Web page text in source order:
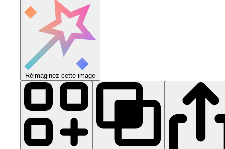
Réimaginez cette image